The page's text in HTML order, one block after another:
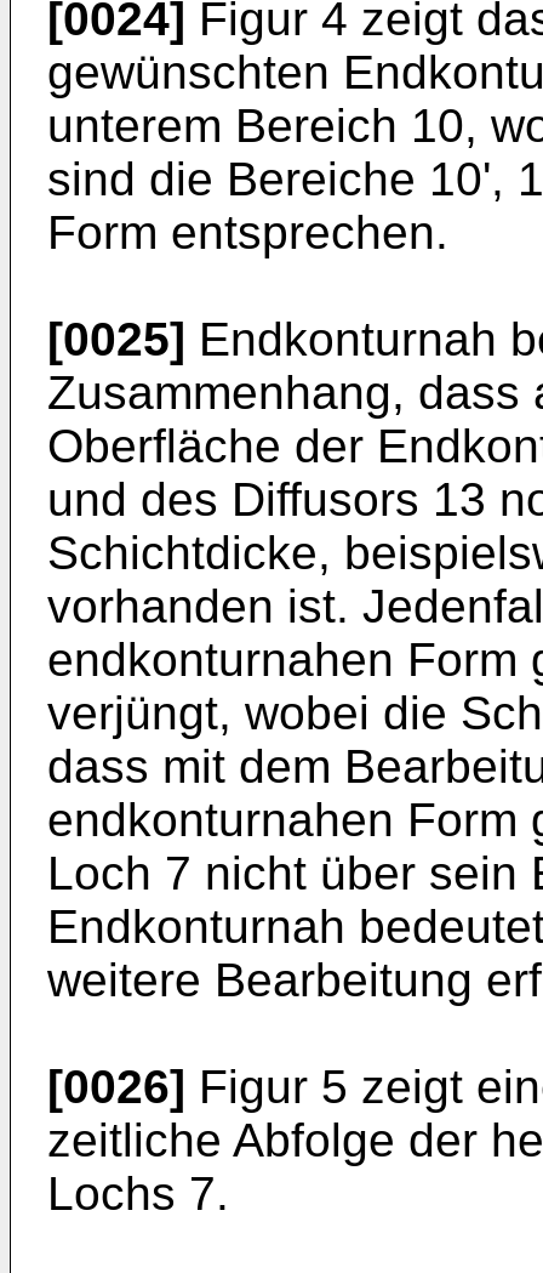
[0024] Figur 4 zeigt
gewünschten
unterem Bereich 10,
sind die Bereiche 10',
Form entsprechen.
[0025] Endkonturnah
Zusammenhang, dass
Oberfläche der
und des Diffusors 13
Schichtdicke,
vorhanden ist.
endkonturnahen Form
verjüngt, wobei die
dass mit dem
endkonturnahen Form
Loch 7 nicht über sein
Endkonturnah
weitere Bearbeitung
[0026] Figur 5 zeigt
zeitliche Abfolge der
Lochs 7.